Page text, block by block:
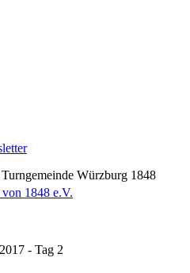
1848 e.V.
- Tag 2